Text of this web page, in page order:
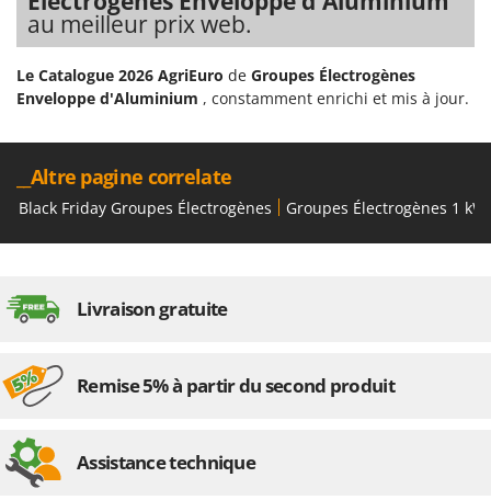
Oriental Koshin
Outdoorchef
P
Palazzetti
Palumbo Pavi
Partisani
Paterlini
Philips
Prismafood
R
R.G.V.
Redback
au meilleur prix web.
Le Catalogue 2026 AgriEuro de Groupes Électrogènes
Enveloppe d'Aluminium , constamment enrichi et mis à jour.
__Altre pagine correlate
Black Friday Groupes Électrogènes Groupes Électrogènes 1 kW
Livraison gratuite
Remise 5% à partir du second produit
Assistance technique